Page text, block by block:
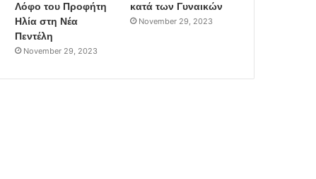
Λόφο του Προφήτη
Ηλία στη Νέα
Πεντέλη
November 29, 2023
κατά των Γυναικών
November 29, 2023